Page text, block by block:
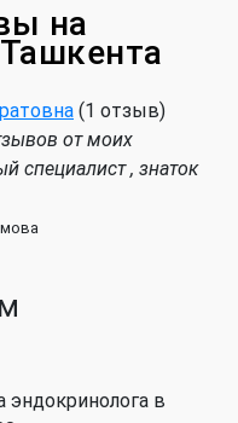
на
(1 отзыв)
от моих
специалист , знаток
эндокринолога в